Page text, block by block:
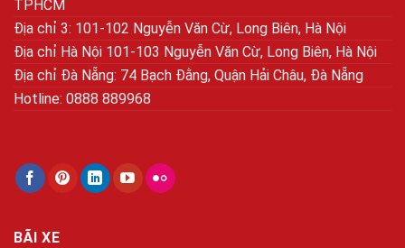
TPHCM
Địa chỉ 3: 101-102 Nguyễn Văn Cừ, Long Biên, Hà Nội
Địa chỉ Hà Nội 101-103 Nguyễn Văn Cừ, Long Biên, Hà Nội
Địa chỉ Đà Nẵng: 74 Bạch Đằng, Quận Hải Châu, Đà Nẵng
Hotline: 0888 889968
BÃI XE